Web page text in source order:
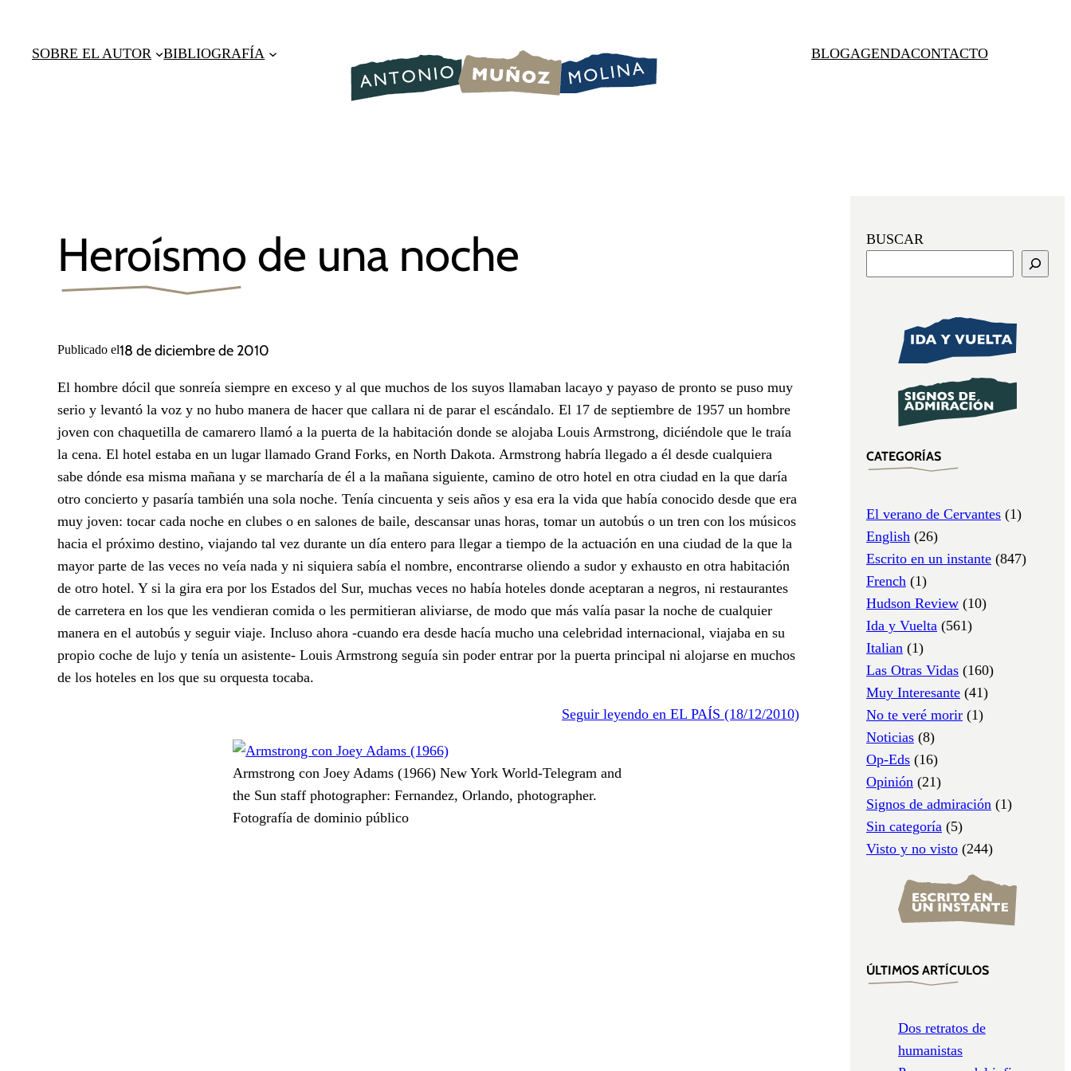
contenido
SOBRE EL AUTOR BIBLIOGRAFÍA BLOGAGENDACONTACTO
Heroísmo de una noche
Publicado el18 de diciembre de 2010
El hombre dócil que sonreía siempre en exceso y al que muchos de los suyos llamaban lacayo y payaso de pronto se puso muy
serio y levantó la voz y no hubo manera de hacer que callara ni de parar el escándalo. El 17 de septiembre de 1957 un hombre
joven con chaquetilla de camarero llamó a la puerta de la habitación donde se alojaba Louis Armstrong, diciéndole que le traía
la cena. El hotel estaba en un lugar llamado Grand Forks, en North Dakota. Armstrong habría llegado a él desde cualquiera
sabe dónde esa misma mañana y se marcharía de él a la mañana siguiente, camino de otro hotel en otra ciudad en la que daría
otro concierto y pasaría también una sola noche. Tenía cincuenta y seis años y esa era la vida que había conocido desde que era
muy joven: tocar cada noche en clubes o en salones de baile, descansar unas horas, tomar un autobús o un tren con los músicos
hacia el próximo destino, viajando tal vez durante un día entero para llegar a tiempo de la actuación en una ciudad de la que la
mayor parte de las veces no veía nada y ni siquiera sabía el nombre, encontrarse oliendo a sudor y exhausto en otra habitación
de otro hotel. Y si la gira era por los Estados del Sur, muchas veces no había hoteles donde aceptaran a negros, ni restaurantes
de carretera en los que les vendieran comida o les permitieran aliviarse, de modo que más valía pasar la noche de cualquier
manera en el autobús y seguir viaje. Incluso ahora -cuando era desde hacía mucho una celebridad internacional, viajaba en su
propio coche de lujo y tenía un asistente- Louis Armstrong seguía sin poder entrar por la puerta principal ni alojarse en muchos
de los hoteles en los que su orquesta tocaba.
Seguir leyendo en EL PAÍS (18/12/2010)
Armstrong con Joey Adams (1966) New York World-Telegram and
the Sun staff photographer: Fernandez, Orlando, photographer.
Fotografía de dominio público
BUSCAR
CATEGORÍAS
El verano de Cervantes (1)
English (26)
Escrito en un instante (847)
French (1)
Hudson Review (10)
Ida y Vuelta (561)
Italian (1)
Las Otras Vidas (160)
Muy Interesante (41)
No te veré morir (1)
Noticias (8)
Op-Eds (16)
Opinión (21)
Signos de admiración (1)
Sin categoría (5)
Visto y no visto (244)
ÚLTIMOS ARTÍCULOS
Dos retratos de
humanistas